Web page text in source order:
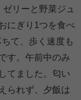
リーと野菜ジュ
にぎり1つを食べ
て、歩く速度も
す。午前中のみ
てました。匂い
られず、夕飯は